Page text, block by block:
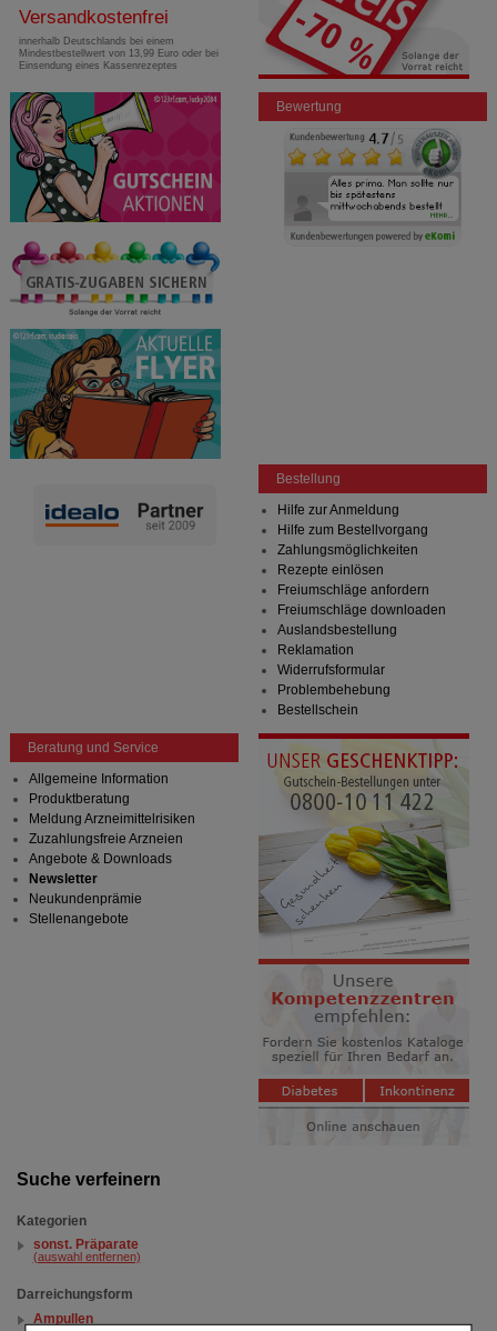
Suche verfeinern
Kategorien
sonst. Präparate
(auswahl entfernen)
Darreichungsform
Ampullen
Versandkostenfrei
innerhalb Deutschlands bei einem
Mindestbestellwert von 13,99 Euro oder bei
Einsendung eines Kassenrezeptes
Bewertung
Bestellung
Hilfe zur Anmeldung
Hilfe zum Bestellvorgang
Zahlungsmöglichkeiten
Rezepte einlösen
Freiumschläge anfordern
Freiumschläge downloaden
Auslandsbestellung
Reklamation
Widerrufsformular
Problembehebung
Bestellschein
Beratung und Service
Allgemeine Information
Produktberatung
Meldung Arzneimittelrisiken
Zuzahlungsfreie Arzneien
Angebote & Downloads
Newsletter
Neukundenprämie
Stellenangebote